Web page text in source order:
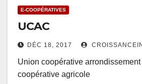
E-COOPÉRATIVES
UCAC
DÉC 18, 2017
Union coopérative
coopérative agricole